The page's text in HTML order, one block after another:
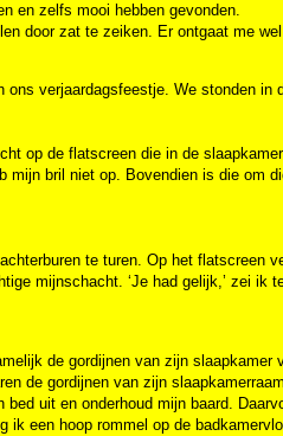
en zelfs mooi hebben gevonden.
door zat te zeiken. Er ontgaat me
verjaardagsfeestje. We stonden in
op de flatscreen die in de
bril niet op. Bovendien is die om
te turen. Op het flatscreen
mijnschacht. ‘Je had gelijk,’ zei ik
de gordijnen van zijn
de gordijnen van zijn
uit en onderhoud mijn baard.
een hoop rommel op de